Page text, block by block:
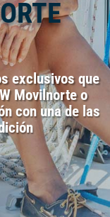
exclusivos que
Movilnorteo
con una de las